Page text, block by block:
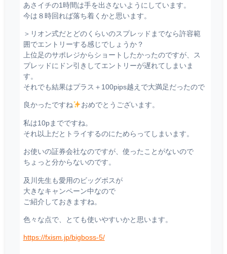
あさイチの1時間は手を出さないようにしています。
今は８時回れば落ち着くかと思います。
＞リオン式だとどのくらいのスプレッドまでなら許容範
囲でエントリーする感じでしょうか？
上位足のサポレジからショートしたかったのですが、ス
プレッドにドン引きしてエントリーが遅れてしまいま
す。
それでも結果はプラス＋100pips越えで大満足だったので
良かったですね おめでとうございます。
私は10pまでですね。
それ以上だとトライするのにためらってしまいます。
お使いの証券会社なのですが、使ったことがないので
ちょっと分からないのです。
及川先生も愛用のビッグボスが
大きなキャンペーン中なので
ご紹介しておきますね。
色々な点で、とても使いやすいかと思います。
https://fxism.jp/bigboss-5/